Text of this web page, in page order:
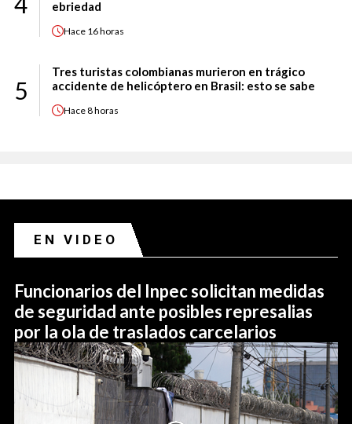
ebriedad
Hace 16 horas
5
Tres turistas colombianas murieron en trágico
accidente de helicóptero en Brasil: esto se sabe
Hace8 horas
EN VIDEO
Funcionarios del Inpec solicitan medidas
de seguridad ante posibles represalias
por la ola de traslados carcelarios